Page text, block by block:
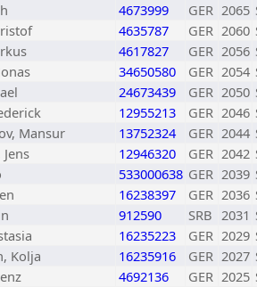
4673999 GER 2065
4635787 GER 2060
4617827 GER 2056
34650580 GER 2054
24673439 GER 2050
12955213 GER 2046
Mansur 13752324 GER 2044
12946320 GER 2042
533000638 GER 2039
16238397 GER 2036
912590 SRB 2031
16235223 GER 2029
Kolja 16235916 GER 2027
4692136 GER 2025